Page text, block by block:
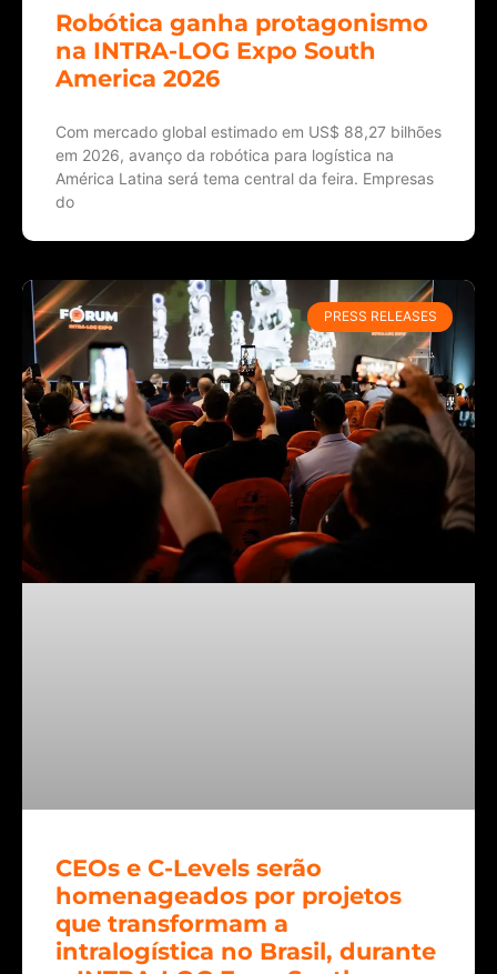
Robótica ganha protagonismo
na INTRA-LOG Expo South
America 2026
Com mercado global estimado em US$ 88,27 bilhões
em 2026, avanço da robótica para logística na
América Latina será tema central da feira. Empresas
do
PRESS RELEASES
CEOs e C-Levels serão
homenageados por projetos
que transformam a
intralogística no Brasil, durante